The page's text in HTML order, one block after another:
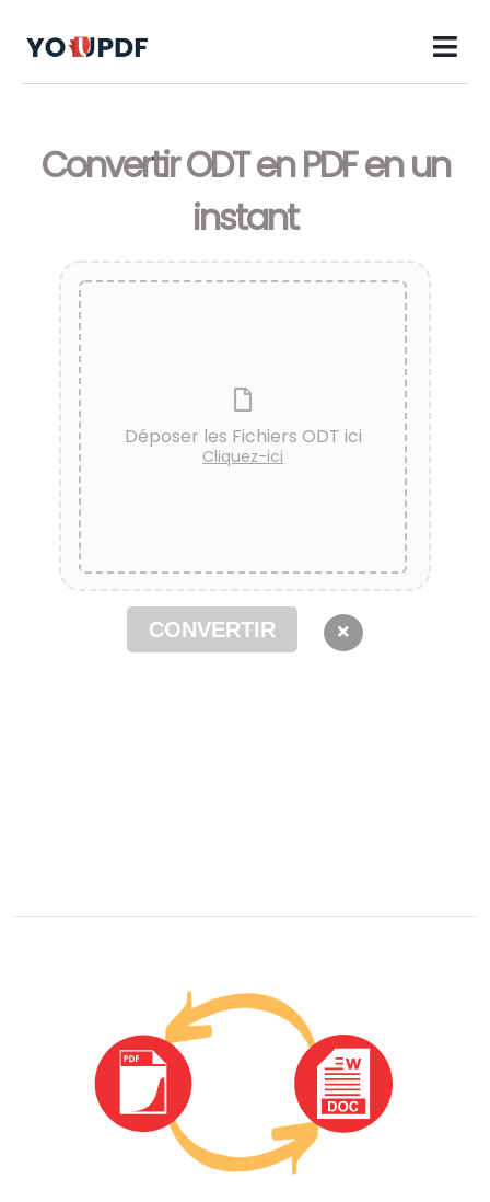
Convertir ODT en PDF en un
instant
Déposer les Fichiers ODT ici
Cliquez-ici
CONVERTIR